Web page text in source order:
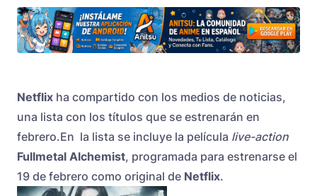
Netflix ha compartido con los medios de noticias,
una lista con los títulos que se estrenarán en
febrero.En la lista se incluye la película live-action
Fullmetal Alchemist, programada para estrenarse el
19 de febrero como original de Netflix.